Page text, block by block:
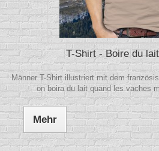
T-Shirt - Boire du
Männer T-Shirt illustriert mit dem
on boira du lait quand les vaches
Mehr